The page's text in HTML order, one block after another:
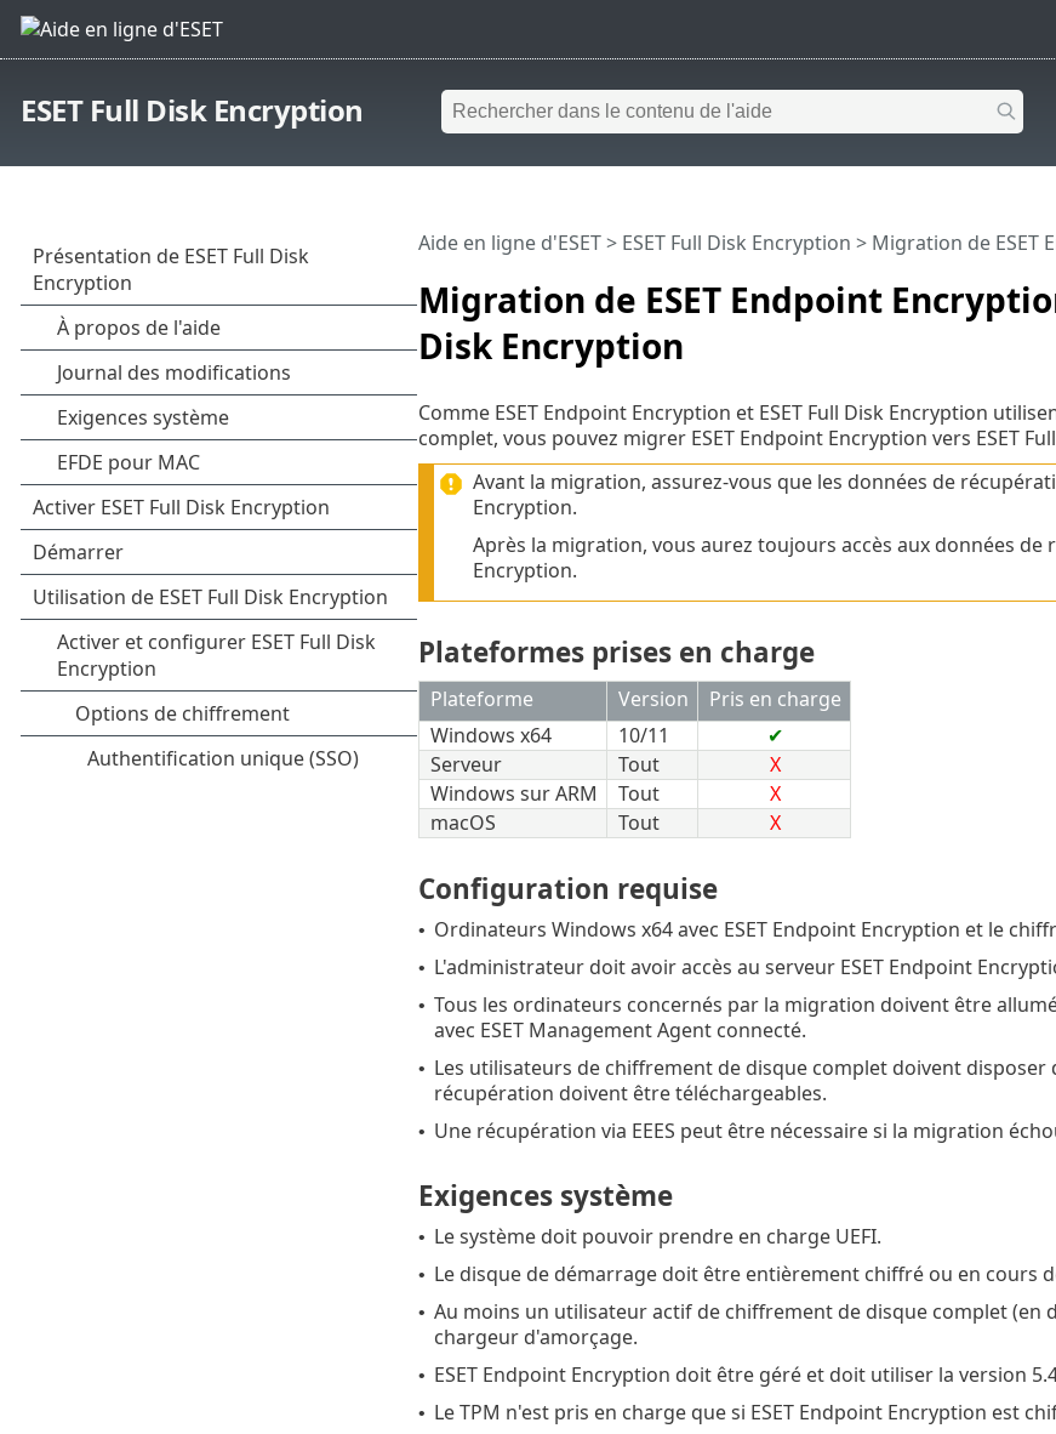
ESET Full Disk Encryption
Migration de ESET Endpoint
Disk Encryption
Aide en ligne d'ESET> ESET Full Disk Encryption > Migration de ESET
Comme ESET Endpoint Encryption et ESET Full Disk Encryption
complet, vous pouvez migrer ESET Endpoint Encryption vers ESET
Avant la migration, assurez-vous que les données de
Encryption.
Après la migration, vous aurez toujours accès aux données de
Encryption.
Plateformes prises en charge
Plateforme Version
Pris en charge
Windows x64
10/11
✔
Serveur
Tout
X
Windows sur ARM
Tout
X
macOS
Tout X
Configuration requise
• Ordinateurs Windows x64 avec ESET Endpoint Encryption et le
• L'administrateur doit avoir accès au serveur ESET Endpoint
• Tous les ordinateurs concernés par la migration doivent être
avec ESET Management Agent connecté.
• Les utilisateurs de chiffrement de disque complet doivent
récupération doivent être téléchargeables.
• Une récupération via EEES peut être nécessaire si la migration
Exigences système
• Le système doit pouvoir prendre en charge UEFI.
• Le disque de démarrage doit être entièrement chiffré ou en cours
• Au moins un utilisateur actif de chiffrement de disque complet
chargeur d'amorçage.
• ESET Endpoint Encryption doit être géré et doit utiliser la version
• Le TPM n'est pris en charge que si ESET Endpoint Encryption est